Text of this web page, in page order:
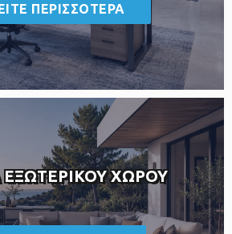
ΠΕΡΙΣΣΟΤΕΡΑ
ΕΞΩΤΕΡΙΚΟΥ ΧΩΡΟΥ